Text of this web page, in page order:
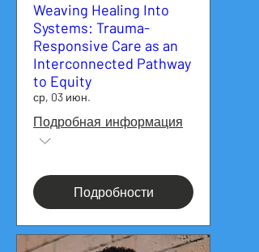
Weaving Healing Into
Systems: Trauma-
Responsive Care as an
Interconnected Pathway
to Equity
ср, 03 июн.
Подробная информация
Подробности